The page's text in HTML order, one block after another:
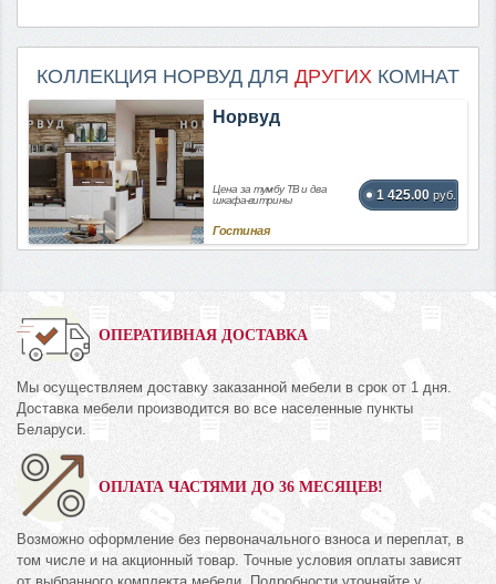
КОЛЛЕКЦИЯ НОРВУД ДЛЯ ДРУГИХ КОМНАТ
Норвуд
Цена за тумбу ТВ и два
шкафа-витрины
1 425.00 руб.
Гостиная
ОПЕРАТИВНАЯ ДОСТАВКА
Мы осуществляем доставку заказанной мебели в срок от 1 дня.
Доставка мебели производится во все населенные пункты
Беларуси.
ОПЛАТА ЧАСТЯМИ ДО 36 МЕСЯЦЕВ!
Возможно оформление без первоначального взноса и переплат, в
том числе и на акционный товар. Точные условия оплаты зависят